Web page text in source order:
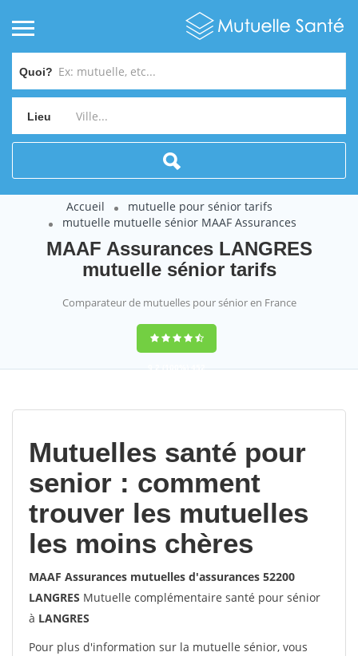
Quoi?
Lieu
Accueil
mutuelle pour sénior tarifs
mutuelle mutuelle sénior MAAF Assurances
MAAF Assurances LANGRES
mutuelle sénior tarifs
Comparateur de mutuelles pour sénior en France
9,2(100%)452
Mutuelles santé pour
senior : comment
trouver les mutuelles
les moins chères
MAAF Assurances mutuelles d'assurances 52200
LANGRES Mutuelle complémentaire santé pour sénior
à LANGRES
Pour plus d'information sur la mutuelle sénior, vous